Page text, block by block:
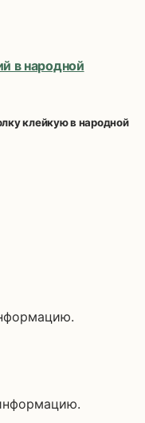
в народной
клейкую в народной